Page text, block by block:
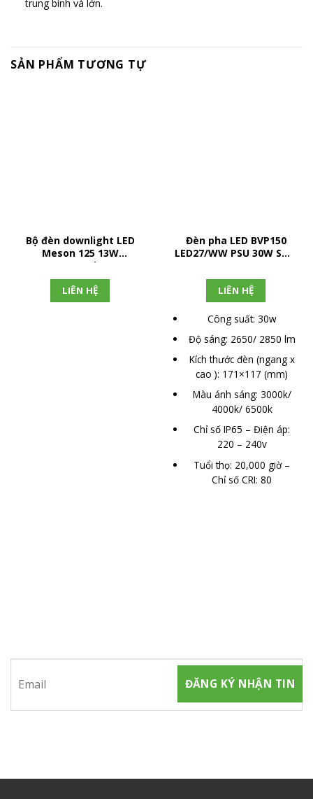
trung bình và lớn.
SẢN PHẨM TƯƠNG TỰ
Bộ đèn downlight LED
Meson 125 13W
recessed IO
LIÊN HỆ
Đèn pha LED BVP150
LED27/WW PSU 30W SWB
LIÊN HỆ
Công suất: 30w
Độ sáng: 2650/ 2850 lm
Kích thước đèn (ngang x
cao ): 171×117 (mm)
Màu ánh sáng: 3000k/
4000k/ 6500k
Chỉ số IP65 – Điện áp:
220 – 240v
Tuổi thọ: 20,000 giờ –
Chỉ số CRI: 80